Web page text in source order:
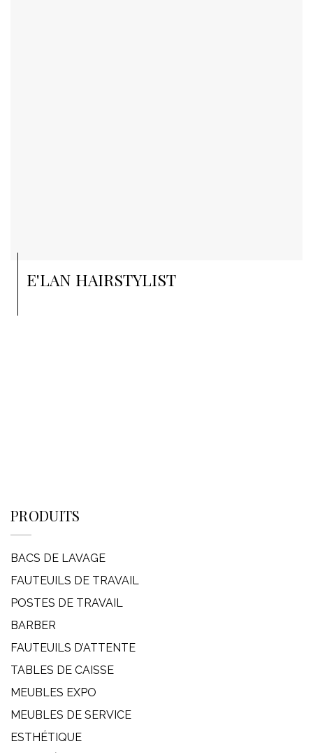
E'LAN HAIRSTYLIST
PRODUITS
BACS DE LAVAGE
FAUTEUILS DE TRAVAIL
POSTES DE TRAVAIL
BARBER
FAUTEUILS D’ATTENTE
TABLES DE CAISSE
MEUBLES EXPO
MEUBLES DE SERVICE
ESTHÉTIQUE